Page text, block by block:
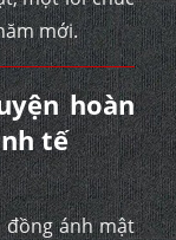
mới.
hoàn
tế
ánh mật